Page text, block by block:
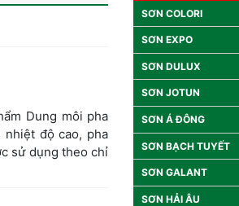
Dung môi pha
độ cao, pha
sử dụng theo chỉ
SƠN COLORI
SƠN EXPO
SƠN DULUX
SƠN JOTUN
SƠN Á ĐÔNG
SƠN BẠCH TUYẾT
SƠN GALANT
SƠN HẢI ÂU